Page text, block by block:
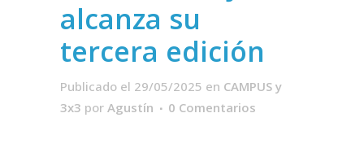
alcanza su
tercera edición
Publicado el 29/05/2025 en CAMPUS y
3x3 por Agustín 0 Comentarios